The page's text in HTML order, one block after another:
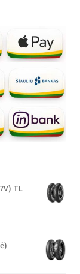
TL